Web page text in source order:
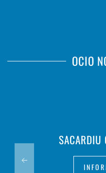
OCIO
SACARDIU